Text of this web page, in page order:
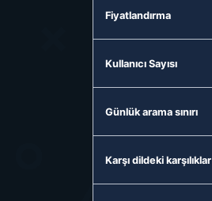
Fiyatlandırma
Kullanıcı Sayısı
Günlük arama sınırı
Karşı dildeki karşılıklar